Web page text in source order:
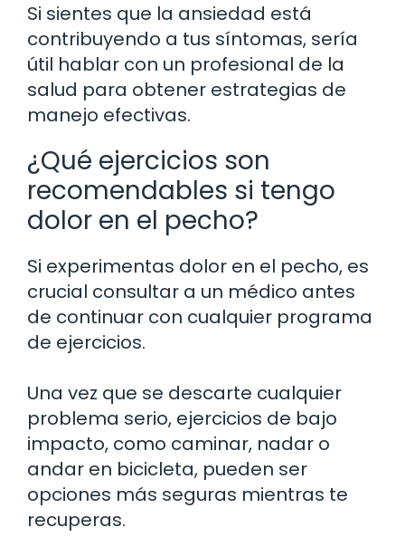
Si sientes que la ansiedad está
contribuyendo a tus síntomas, sería
útil hablar con un profesional de la
salud para obtener estrategias de
manejo efectivas.
¿Qué ejercicios son
recomendables si tengo
dolor en el pecho?
Si experimentas dolor en el pecho, es
crucial consultar a un médico antes
de continuar con cualquier programa
de ejercicios.
Una vez que se descarte cualquier
problema serio, ejercicios de bajo
impacto, como caminar, nadar o
andar en bicicleta, pueden ser
opciones más seguras mientras te
recuperas.